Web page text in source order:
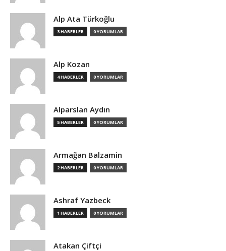
Alp Ata Türkoğlu
3 HABERLER 0 YORUMLAR
Alp Kozan
4 HABERLER 0 YORUMLAR
Alparslan Aydın
5 HABERLER 0 YORUMLAR
Armağan Balzamin
2 HABERLER 0 YORUMLAR
Ashraf Yazbeck
1 HABERLER 0 YORUMLAR
Atakan Çiftçi